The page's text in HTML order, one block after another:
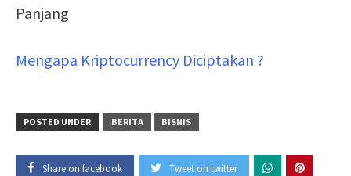
Panjang
Mengapa Kriptocurrency Diciptakan ?
POSTED UNDER BERITA BISNIS
Share on facebook Tweet on twitter